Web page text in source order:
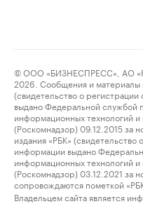
© ООО «БИЗНЕСПРЕСС», АО
2026. Сообщения и материалы
(свидетельство о
выдано Федеральной службой
информационных технологий
(Роскомнадзор) 09.12.2015
издания «РБК»
информации выдано
информационных технологий
(Роскомнадзор) 03.12.2021
сопровождаются пометкой
Владельцем сайта является